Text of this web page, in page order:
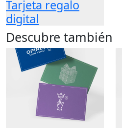
Tarjeta regalo
digital
Descubre también